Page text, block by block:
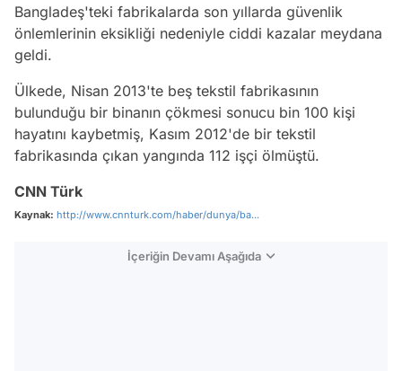
Bangladeş'teki fabrikalarda son yıllarda güvenlik
önlemlerinin eksikliği nedeniyle ciddi kazalar meydana
geldi.
Ülkede, Nisan 2013'te beş tekstil fabrikasının
bulunduğu bir binanın çökmesi sonucu bin 100 kişi
hayatını kaybetmiş, Kasım 2012'de bir tekstil
fabrikasında çıkan yangında 112 işçi ölmüştü.
CNN Türk
Kaynak: http://www.cnnturk.com/haber/dunya/ba...
İçeriğin Devamı Aşağıda